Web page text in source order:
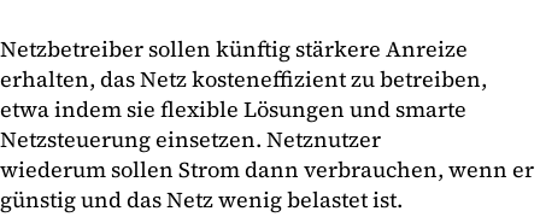
Netzbetreiber sollen künftig stärkere Anreize
erhalten, das Netz kosteneffizient zu betreiben,
etwa indem sie flexible Lösungen und smarte
Netzsteuerung einsetzen. Netznutzer
wiederum sollen Strom dann verbrauchen, wenn er
günstig und das Netz wenig belastet ist.